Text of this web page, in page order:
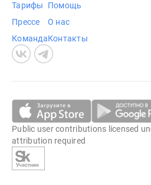
Тарифы
Прессе
Команда
Помощь
О нас
Контакты
Public user contributions licensed
attribution required